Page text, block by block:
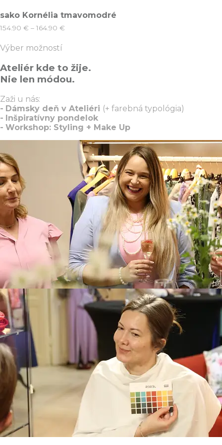
sako Kornélia tmavomodré
154.90 € – 164.90 €
Výber možností
viacero
variantov.
môžete
vybrať
na
stránke
produktu.
Ateliér kde to žije.
Nie len módou.
Zaži u nás:
- Dámsky deň v Ateliéri (+ farebná typológia)
- Inšpiratívny pondelok
- Workshop: Styling + Make Up